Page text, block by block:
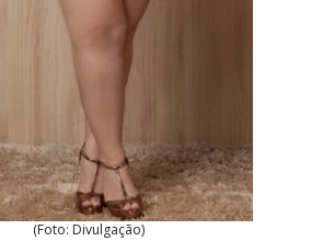
(Foto: Divulgação)